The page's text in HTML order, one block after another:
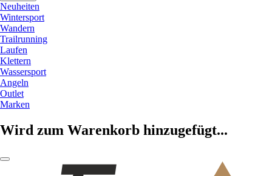
Neuheiten
Wintersport
Wandern
Trailrunning
Laufen
Klettern
Wassersport
Angeln
Outlet
Marken
Wird zum Warenkorb hinzugefügt...